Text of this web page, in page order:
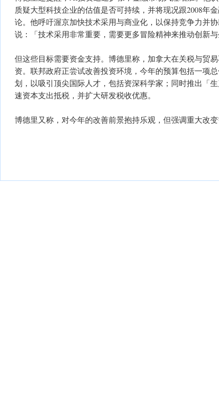
质疑大型科技企业的估值是否可持续，并将现况跟2008年
论。他呼吁渥京加快技术采用与商业化，以保持竞争力并
说：「技术采用非常重要，需要更多冒险精神来推动创新
但这些目标需要资金支持。博德里称，加拿大在关税与贸
资。联邦政府正尝试改善投资环境，今年的预算包括一项
划，以吸引顶尖国际人才，包括资深科学家；同时推出「
速资本支出抵税，并扩大研发税收优惠。
博德里又称，对今年的改善前景抱持乐观，但强调重大改